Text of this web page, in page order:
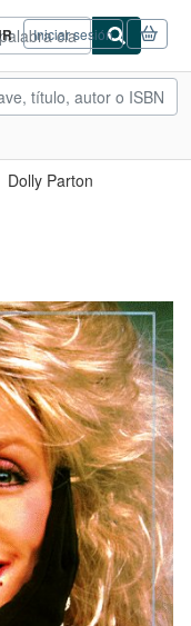
Iniciar sesión
Dolly Parton